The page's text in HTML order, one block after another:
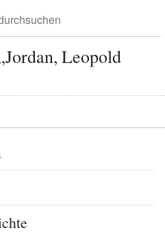
Leopold